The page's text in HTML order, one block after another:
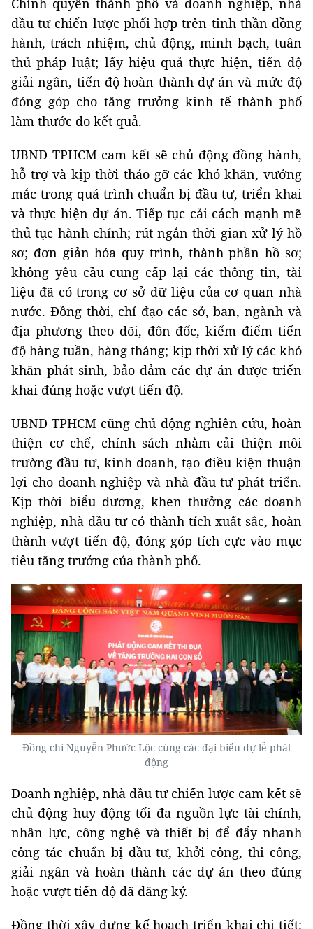
đầu tư chiến lược phối hợp trên tinh thần đồng
hành, trách nhiệm, chủ động, minh bạch, tuân
thủ pháp luật; lấy hiệu quả thực hiện, tiến độ
giải ngân, tiến độ hoàn thành dự án và mức độ
đóng góp cho tăng trưởng kinh tế thành phố
làm thước đo kết quả.
UBND TPHCM cam kết sẽ chủ động đồng hành,
hỗ trợ và kịp thời tháo gỡ các khó khăn, vướng
mắc trong quá trình chuẩn bị đầu tư, triển khai
và thực hiện dự án. Tiếp tục cải cách mạnh mẽ
thủ tục hành chính; rút ngắn thời gian xử lý hồ
sơ; đơn giản hóa quy trình, thành phần hồ sơ;
không yêu cầu cung cấp lại các thông tin, tài
liệu đã có trong cơ sở dữ liệu của cơ quan nhà
nước. Đồng thời, chỉ đạo các sở, ban, ngành và
địa phương theo dõi, đôn đốc, kiểm điểm tiến
độ hàng tuần, hàng tháng; kịp thời xử lý các khó
khăn phát sinh, bảo đảm các dự án được triển
khai đúng hoặc vượt tiến độ.
UBND TPHCM cũng chủ động nghiên cứu, hoàn
thiện cơ chế, chính sách nhằm cải thiện môi
trường đầu tư, kinh doanh, tạo điều kiện thuận
lợi cho doanh nghiệp và nhà đầu tư phát triển.
Kịp thời biểu dương, khen thưởng các doanh
nghiệp, nhà đầu tư có thành tích xuất sắc, hoàn
thành vượt tiến độ, đóng góp tích cực vào mục
tiêu tăng trưởng của thành phố.
Đồng chí Nguyễn Phước Lộc cùng các đại biểu dự lễ phát
động
Doanh nghiệp, nhà đầu tư chiến lược cam kết sẽ
chủ động huy động tối đa nguồn lực tài chính,
nhân lực, công nghệ và thiết bị để đẩy nhanh
công tác chuẩn bị đầu tư, khởi công, thi công,
giải ngân và hoàn thành các dự án theo đúng
hoặc vượt tiến độ đã đăng ký.
Đồng thời xây dựng kế hoạch triển khai chi tiết;